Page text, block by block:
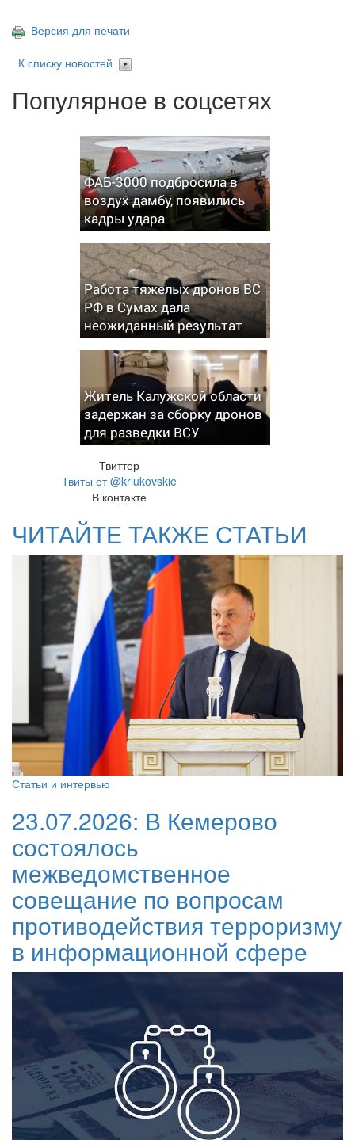
Версия для печати
К списку новостей
Популярное в соцсетях
ФАБ-3000 подбросила в
воздух дамбу, появились
кадры удара
Работа тяжелых дронов ВС
РФ в Сумах дала
неожиданный результат
Житель Калужской области
задержан за сборку дронов
для разведки ВСУ
Твиттер
Твиты от @kriukovskie
В контакте
ЧИТАЙТЕ ТАКЖЕ СТАТЬИ
Статьи и интервью
23.07.2026: В Кемерово
состоялось
межведомственное
совещание по вопросам
противодействия терроризму
в информационной сфере